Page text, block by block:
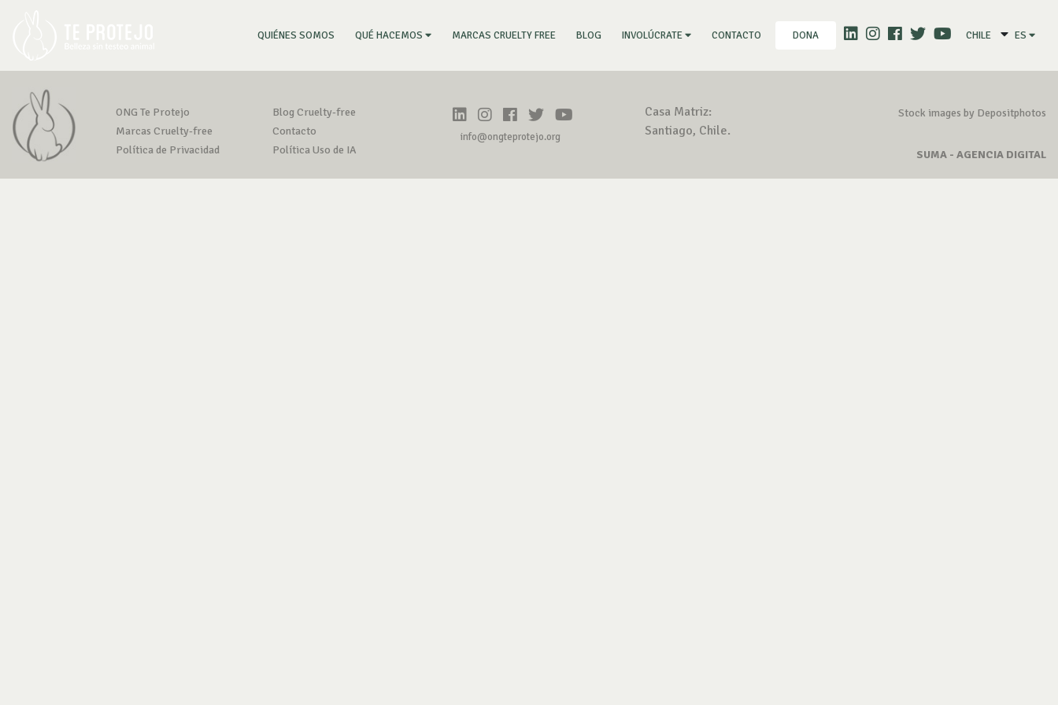
QUIÉNES SOMOS (CURRENT)
QUÉ HACEMOS MARCAS CRUELTY FREE BLOG INVOLÚCRATE CONTACTO DONA CHILE ES
ONG Te Protejo
Blog Cruelty-free
Marcas Cruelty-free
Contacto
Política de Privacidad
Política Uso de IA
info@ongteprotejo.org
Casa Matriz:
Santiago, Chile.
Stock images by Depositphotos
SUMA - AGENCIA DIGITAL